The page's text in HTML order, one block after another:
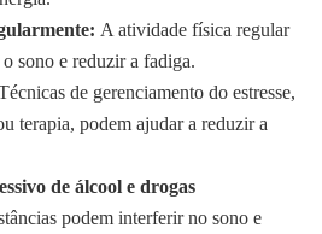
A atividade física regular
sono e reduzir a fadiga.
de gerenciamento do estresse,
terapia, podem ajudar a reduzir a
de álcool e drogas
podem interferir no sono e